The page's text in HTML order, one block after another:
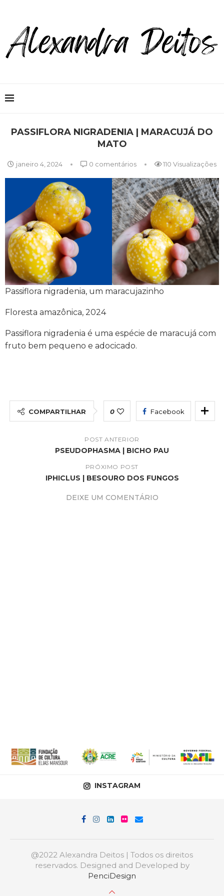
PASSIFLORA NIGRADENIA | MARACUJÁ DO
MATO
janeiro 4, 2024 0 comentários 110 Visualizações
Passiflora nigradenia, um maracujazinho
Floresta amazônica, 2024
Passiflora nigradenia é uma espécie de maracujá com
fruto bem pequeno e adocicado.
COMPARTILHAR 0 Facebook
POST ANTERIOR
PSEUDOPHASMA | BICHO PAU
PRÓXIMO POST
IPHICLUS | BESOURO DOS FUNGOS
DEIXE UM COMENTÁRIO
INSTAGRAM
@2022 Alexandra Deitos | Todos os direitos
reservados. Designed and Developed by
PenciDesign